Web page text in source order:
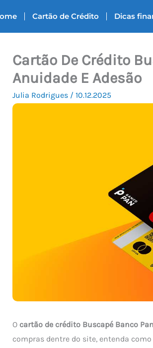
Cartão de Crédito Dicas
Cartão De Crédito
Anuidade E Adesão
Julia Rodrigues / 10.12.2025
O cartão de crédito Buscapé Banco Pan
compras dentre do site, entenda